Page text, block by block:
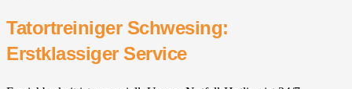
Tatortreiniger Schwesing:
Erstklassiger Service